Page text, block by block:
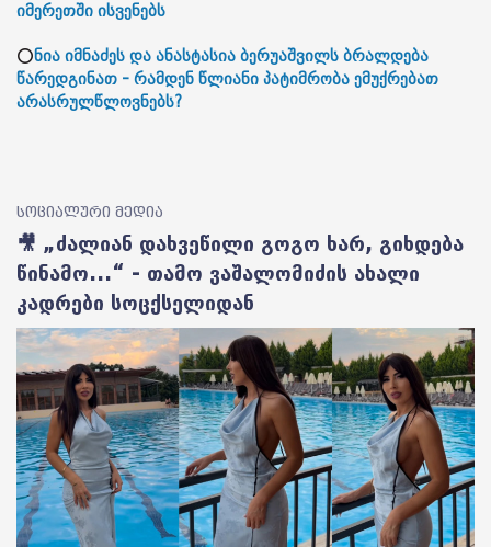
იმერეთში ისვენებს
⭕ნია იმნაძეს და ანასტასია ბერუაშვილს ბრალდება
წარედგინათ - რამდენ წლიანი პატიმრობა ემუქრებათ
არასრულწლოვნებს?
სოციალური მედია
🎥 „ძალიან დახვეწილი გოგო ხარ, გიხდება
წინამო...“ - თამო ვაშალომიძის ახალი
კადრები სოცქსელიდან